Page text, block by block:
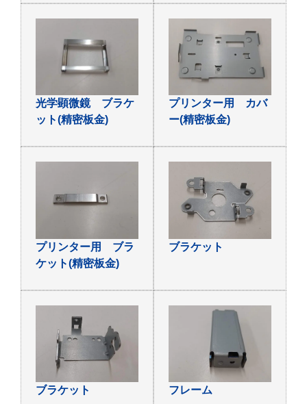
光学顕微鏡 ブラケ
ット(精密板金)
プリンター用 カバ
ー(精密板金)
プリンター用 ブラ
ケット(精密板金)
ブラケット
ブラケット フレーム